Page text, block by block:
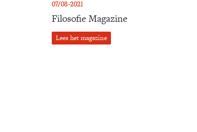
07/08-2021
Filosofie Magazine
Lees het magazine